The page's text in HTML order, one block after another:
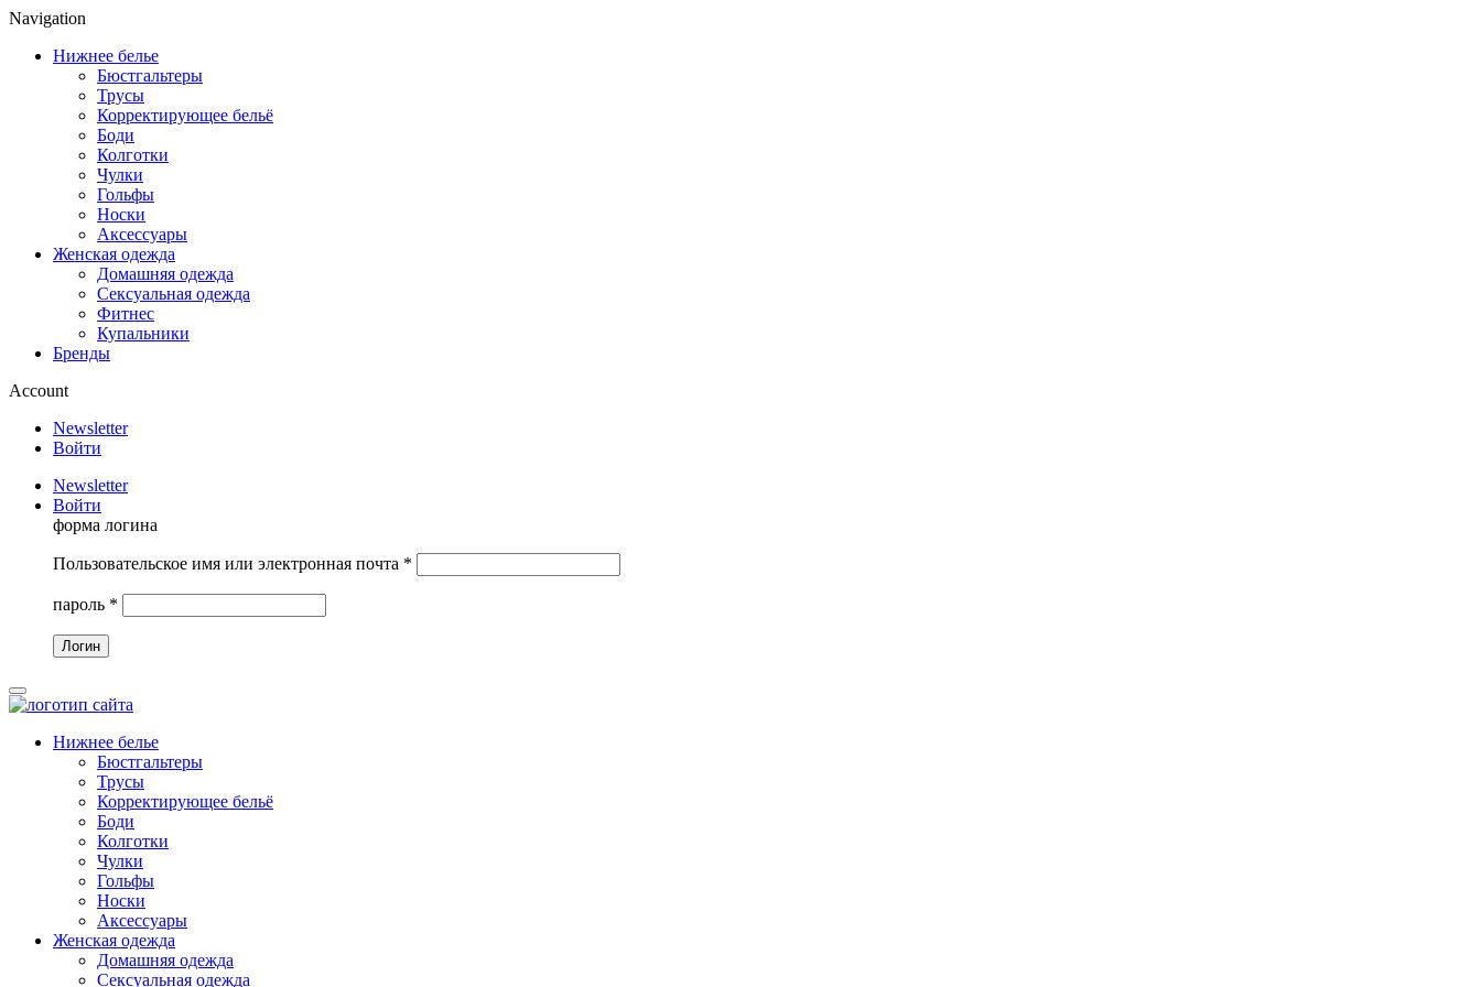
Navigation
Нижнее белье
Бюстгальтеры
Трусы
Корректирующее бельё
Боди
Колготки
Чулки
Гольфы
Носки
Аксессуары
Женская одежда
Домашняя одежда
Сексуальная одежда
Фитнес
Купальники
Бренды
Account
Newsletter
Войти
Newsletter
Войти
форма логина
Пользовательское имя или электронная почта *
пароль *
Нижнее белье
Бюстгальтеры
Трусы
Корректирующее бельё
Боди
Колготки
Чулки
Гольфы
Носки
Аксессуары
Женская одежда
Домашняя одежда
Сексуальная одежда